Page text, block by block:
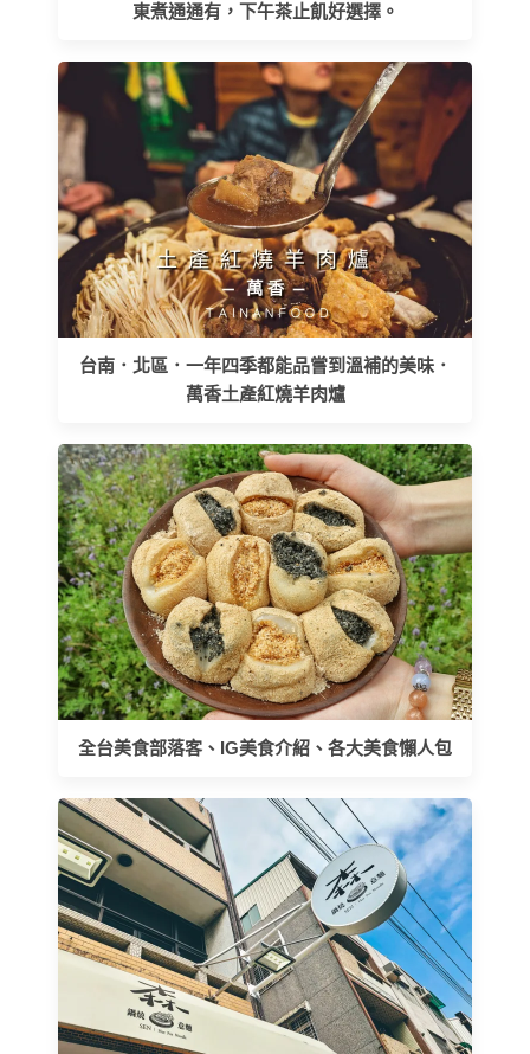
東煮通通有，下午茶止飢好選擇。
台南．北區．一年四季都能品嘗到溫補的美味．
萬香土產紅燒羊肉爐
全台美食部落客、IG美食介紹、各大美食懶人包